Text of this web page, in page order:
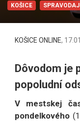
KOŠICE
KOŠICE ONLINE,
Dôvodom je
popoludní
V mestskej
pondelkového